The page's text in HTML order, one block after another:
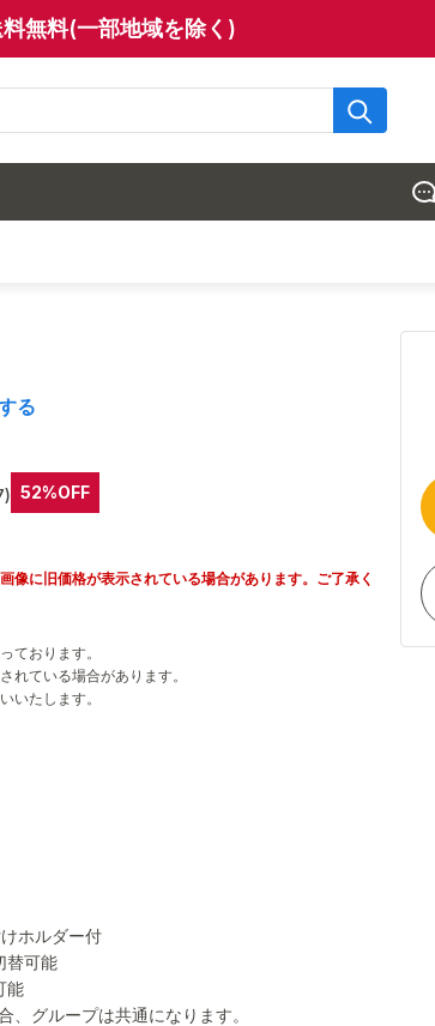
無料(一部地域を除く)
る
52%OFF
像に旧価格が表示されている場合があります。ご了承く
ております。
れている場合があります。
いたします。
ホルダー付
替可能
能
グループは共通になります。